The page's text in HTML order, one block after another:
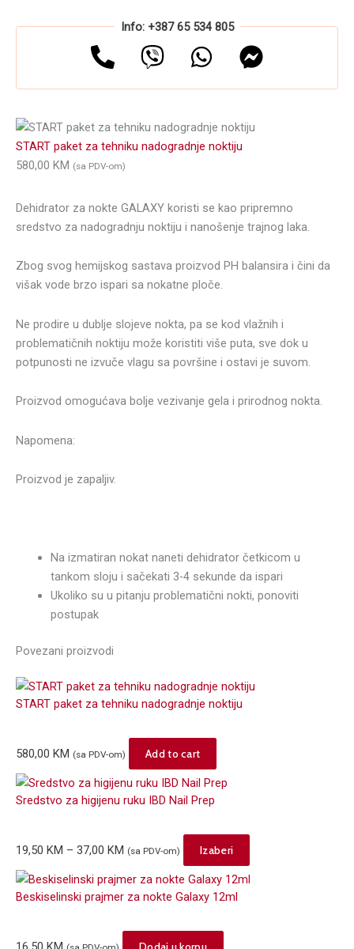
Info: +387 65 534 805
START paket za tehniku nadogradnje noktiju
580,00 KM (sa PDV-om)
Dehidrator za nokte GALAXY koristi se kao pripremno
sredstvo za nadogradnju noktiju i nanošenje trajnog laka.
Zbog svog hemijskog sastava proizvod PH balansira i čini da
višak vode brzo ispari sa nokatne ploče.
Ne prodire u dublje slojeve nokta, pa se kod vlažnih i
problematičnih noktiju može koristiti više puta, sve dok u
potpunosti ne izvuče vlagu sa površine i ostavi je suvom.
Proizvod omogućava bolje vezivanje gela i prirodnog nokta.
Napomena:
Proizvod je zapaljiv.
Na izmatiran nokat naneti dehidrator četkicom u
tankom sloju i sačekati 3-4 sekunde da ispari
Ukoliko su u pitanju problematični nokti, ponoviti
postupak
Povezani proizvodi
START paket za tehniku nadogradnje noktiju
580,00 KM (sa PDV-om) Add to cart
Sredstvo za higijenu ruku IBD Nail Prep
19,50 KM – 37,00 KM Price
19,50 KM
(sa PDV-om) Izaberi
product
has
Beskiselinski prajmer za nokte Galaxy 12ml